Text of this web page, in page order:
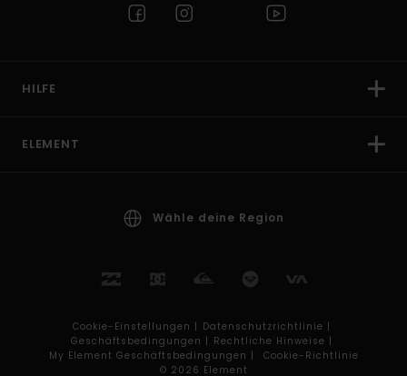
HILFE
ELEMENT
Wähle deine Region
Cookie-Einstellungen | Datenschutzrichtlinie |
Geschäftsbedingungen | Rechtliche Hinweise |
My Element Geschäftsbedingungen |
Cookie-Richtlinie
© 2026 Element